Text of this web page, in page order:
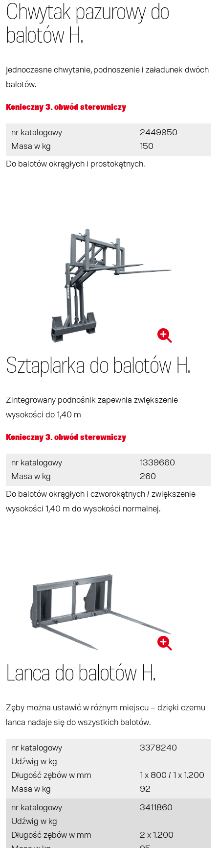
Chwytak pazurowy do
balotów H.
Jednoczesne chwytanie, podnoszenie i załadunek dwóch
balotów.
Konieczny 3. obwód sterowniczy
nr katalogowy
2449950
Masa w kg
150
Do balotów okrągłych i prostokątnych.
Sztaplarka do balotów H.
Zintegrowany podnośnik zapewnia zwiększenie
wysokości do 1,40 m
Konieczny 3. obwód sterowniczy
nr katalogowy
1339660
Masa w kg
260
Do balotów okrągłych i czworokątnych / zwiększenie
wysokości 1,40 m do wysokości normalnej.
Lanca do balotów H.
Zęby można ustawić w różnym miejscu – dzięki czemu
lanca nadaje się do wszystkich balotów.
nr katalogowy
3378240
Udźwig w kg
Długość zębów w mm
1 x 800 / 1 x 1.200
Masa w kg
92
nr katalogowy
3411860
Udźwig w kg
Długość zębów w mm
2 x 1.200